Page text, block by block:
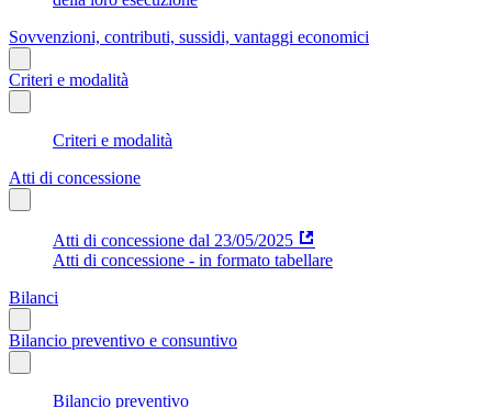
Sovvenzioni, contributi, sussidi, vantaggi economici
Criteri e modalità
Criteri e modalità
Atti di concessione
Atti di concessione dal 23/05/2025
Atti di concessione - in formato tabellare
Bilanci
Bilancio preventivo e consuntivo
Bilancio preventivo